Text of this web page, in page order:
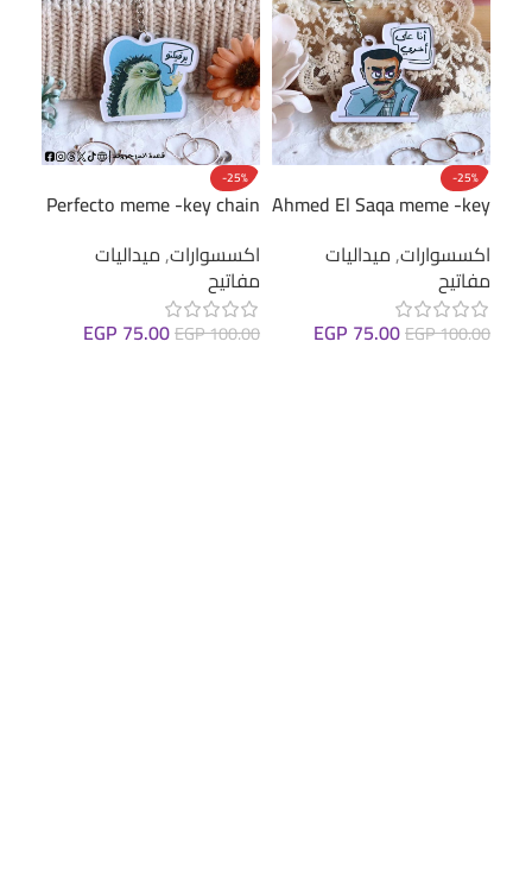
-25%
Ahmed El Saqa meme -key
اكسسوارات,ميداليات
مفاتيح
EGP100.00
EGP 75.00
-25%
Perfecto meme -key chain
اكسسوارات,ميداليات
مفاتيح
EGP100.00
EGP 75.00